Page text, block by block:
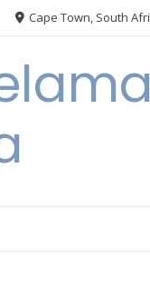
Cape Town, South